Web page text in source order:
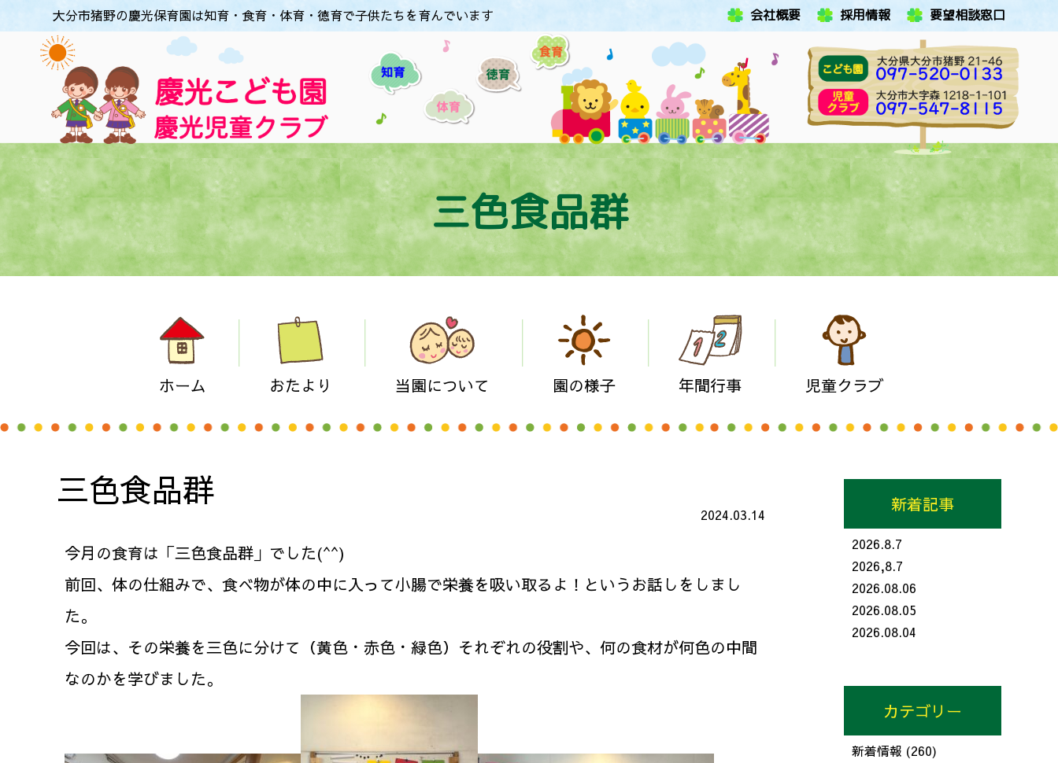
大分市猪野の慶光保育園は知育・食育・体育・徳育で子供たちを育んでいます 会社概要 採用情報 要望相談窓口
三色食品群
ホーム おたより 当園について 園の様子 年間行事 児童クラブ
三色食品群
2024.03.14
今月の食育は「三色食品群」でした(^^)
前回、体の仕組みで、食べ物が体の中に入って小腸で栄養を吸い取るよ！というお話しをしまし
た。
今回は、その栄養を三色に分けて（黄色・赤色・緑色）それぞれの役割や、何の食材が何色の中間
なのかを学びました。
新着記事
2026.8.7
2026,8.7
2026.08.06
2026.08.05
2026.08.04
カテゴリー
新着情報 (260)